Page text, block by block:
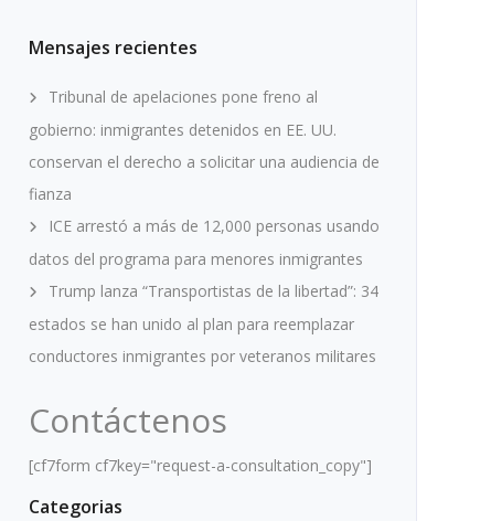
Mensajes recientes
Tribunal de apelaciones pone freno al
gobierno: inmigrantes detenidos en EE. UU.
conservan el derecho a solicitar una audiencia de
fianza
ICE arrestó a más de 12,000 personas usando
datos del programa para menores inmigrantes
Trump lanza “Transportistas de la libertad”: 34
estados se han unido al plan para reemplazar
conductores inmigrantes por veteranos militares
Contáctenos
[cf7form cf7key="request-a-consultation_copy"]
Categorias